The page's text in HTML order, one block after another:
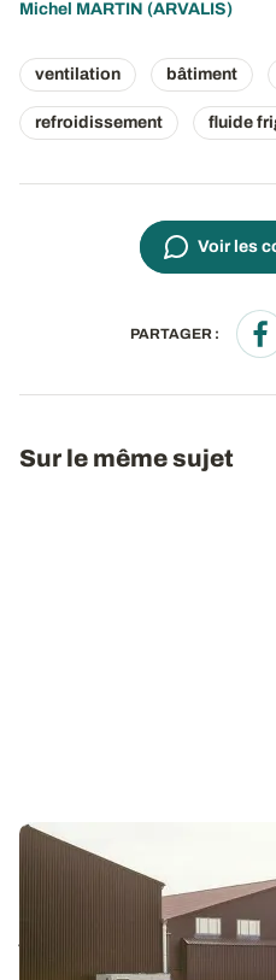
Michel MARTIN (ARVALIS)
ventilation bâtiment
refroidissement fluide
Voir les
PARTAGER :
Sur le même sujet
Stockage de pommes
restrictions pour
Depuis 20 ans, les fluides